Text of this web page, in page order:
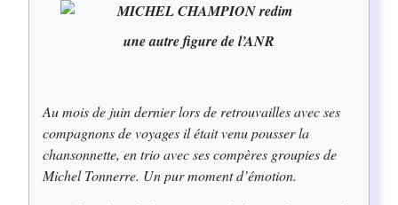
une autre figure de l’ANR
Au mois de juin dernier lors de retrouvailles avec ses
compagnons de voyages il était venu pousser la
chansonnette, en trio avec ses compères groupies de
Michel Tonnerre. Un pur moment d’émotion.